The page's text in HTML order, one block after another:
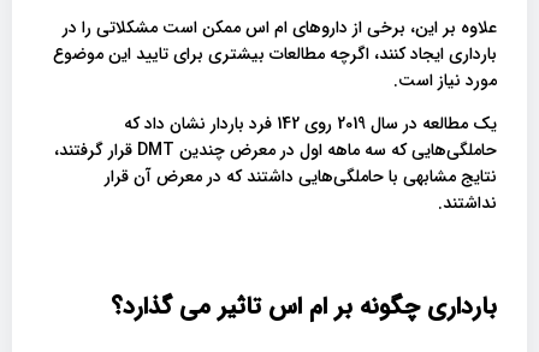
علاوه بر این، برخی از داروهای ام اس ممکن است مشکلاتی را در
بارداری ایجاد کنند، اگرچه مطالعات بیشتری برای تایید این موضوع
مورد نیاز است.
یک مطالعه در سال 2019 روی 142 فرد باردار نشان داد که
حاملگی‌هایی که سه ماهه اول در معرض چندین DMT قرار گرفتند،
نتایج مشابهی با حاملگی‌هایی داشتند که در معرض آن قرار
نداشتند.
بارداری چگونه بر ام اس تاثیر می گذارد؟